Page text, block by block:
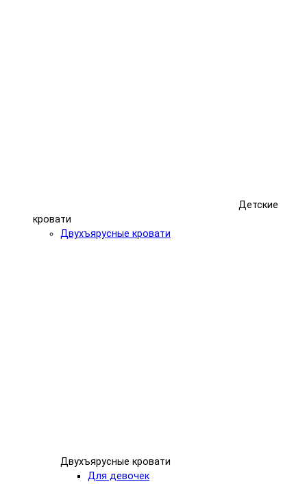
Детские
кровати
Двухъярусные кровати
Двухъярусные кровати
Для девочек